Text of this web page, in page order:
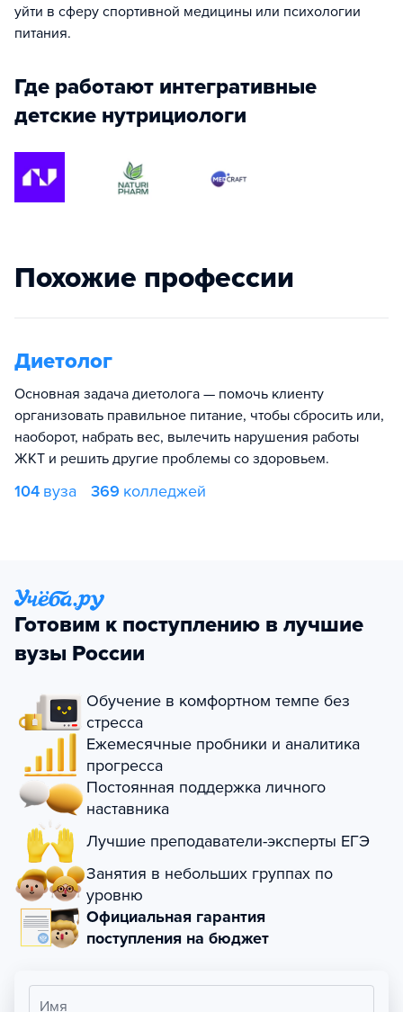
уйти в сферу спортивной медицины или психологии
питания.
Где работают интегративные
детские нутрициологи
Похожие профессии
Диетолог
Основная задача диетолога — помочь клиенту
организовать правильное питание, чтобы сбросить или,
наоборот, набрать вес, вылечить нарушения работы
ЖКТ и решить другие проблемы со здоровьем.
104 вуза 369 колледжей
Готовим к поступлению в лучшие
вузы России
Обучение в комфортном темпе без
стресса
Ежемесячные пробники и аналитика
прогресса
Постоянная поддержка личного
наставника
Лучшие преподаватели-эксперты ЕГЭ
Занятия в небольших группах по
уровню
Официальная гарантия
поступления на бюджет
Имя